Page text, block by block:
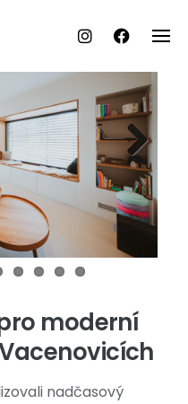
Next
moderní
nadčasový